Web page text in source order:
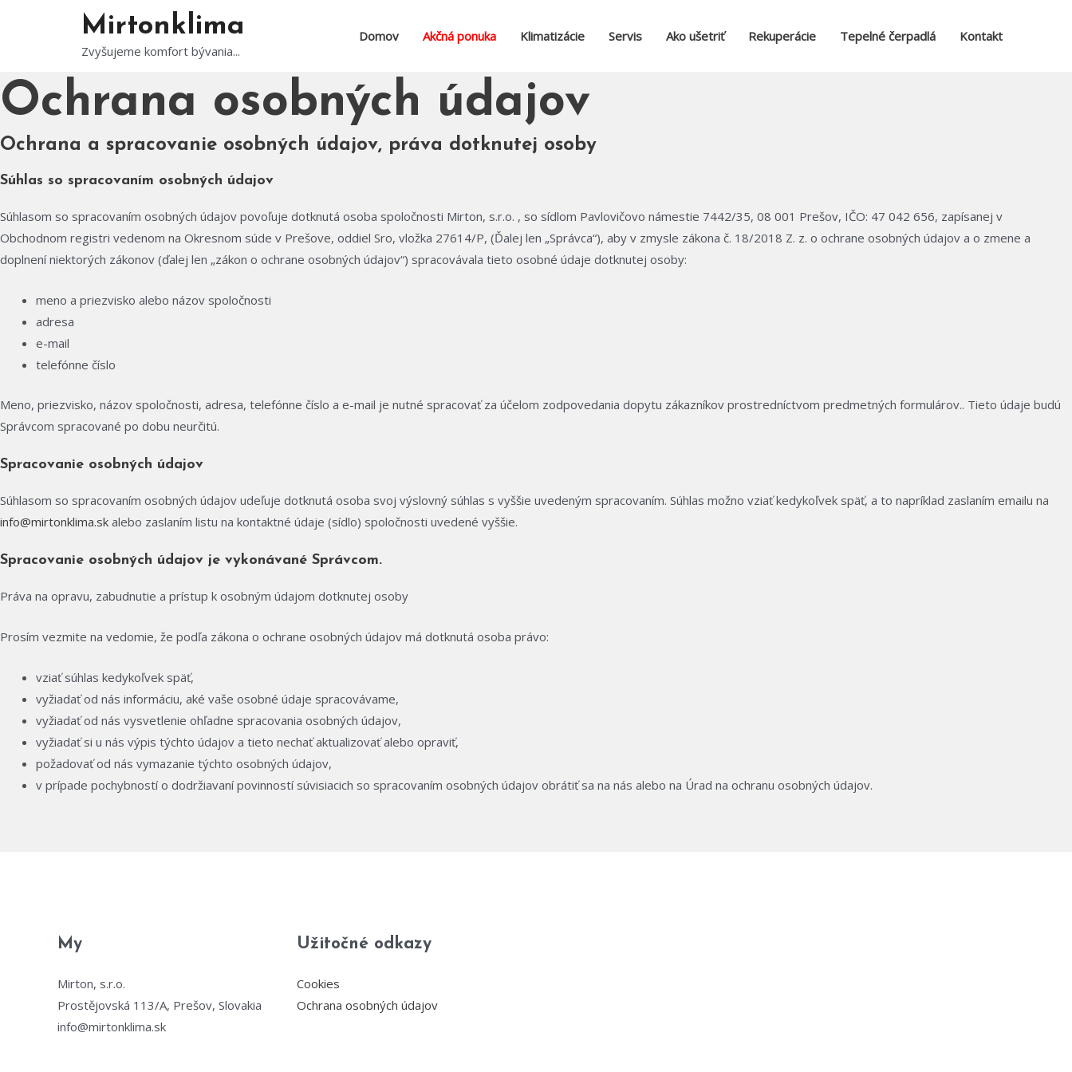
Mirtonklima
Zvyšujeme komfort bývania...
Domov Akčná ponuka Klimatizácie Servis Ako ušetriť Rekuperácie Tepelné čerpadlá Kontakt
Ochrana osobných údajov
Ochrana a spracovanie osobných údajov, práva dotknutej osoby
Súhlas so spracovaním osobných údajov
Súhlasom so spracovaním osobných údajov povoľuje dotknutá osoba spoločnosti Mirton, s.r.o. , so sídlom Pavlovičovo námestie 7442/35, 08 001 Prešov, IČO: 47 042 656, zapísanej v
Obchodnom registri vedenom na Okresnom súde v Prešove, oddiel Sro, vložka 27614/P, (Ďalej len „Správca“), aby v zmysle zákona č. 18/2018 Z. z. o ochrane osobných údajov a o zmene a
doplnení niektorých zákonov (ďalej len „zákon o ochrane osobných údajov“) spracovávala tieto osobné údaje dotknutej osoby:
meno a priezvisko alebo názov spoločnosti
adresa
e-mail
telefónne číslo
Meno, priezvisko, názov spoločnosti, adresa, telefónne číslo a e-mail je nutné spracovať za účelom zodpovedania dopytu zákazníkov prostredníctvom predmetných formulárov.. Tieto údaje budú
Správcom spracované po dobu neurčitú.
Spracovanie osobných údajov
Súhlasom so spracovaním osobných údajov udeľuje dotknutá osoba svoj výslovný súhlas s vyššie uvedeným spracovaním. Súhlas možno vziať kedykoľvek späť, a to napríklad zaslaním emailu na
info@mirtonklima.sk alebo zaslaním listu na kontaktné údaje (sídlo) spoločnosti uvedené vyššie.
Spracovanie osobných údajov je vykonávané Správcom.
Práva na opravu, zabudnutie a prístup k osobným údajom dotknutej osoby
Prosím vezmite na vedomie, že podľa zákona o ochrane osobných údajov má dotknutá osoba právo:
vziať súhlas kedykoľvek späť,
vyžiadať od nás informáciu, aké vaše osobné údaje spracovávame,
vyžiadať od nás vysvetlenie ohľadne spracovania osobných údajov,
vyžiadať si u nás výpis týchto údajov a tieto nechať aktualizovať alebo opraviť,
požadovať od nás vymazanie týchto osobných údajov,
v prípade pochybností o dodržiavaní povinností súvisiacich so spracovaním osobných údajov obrátiť sa na nás alebo na Úrad na ochranu osobných údajov.
My
Mirton, s.r.o.
Prostějovská 113/A, Prešov, Slovakia
info@mirtonklima.sk
Užitočné odkazy
Cookies
Ochrana osobných údajov